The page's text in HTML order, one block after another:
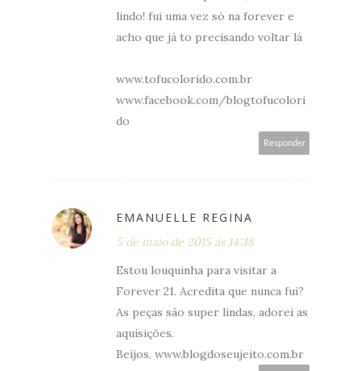
lindo! fui uma vez só na forever e
acho que já to precisando voltar lá
www.tofucolorido.com.br
www.facebook.com/blogtofucolori
do
Responder
EMANUELLE REGINA
5 de maio de 2015 às 14:38
Estou louquinha para visitar a
Forever 21. Acredita que nunca fui?
As peças são super lindas, adorei as
aquisições.
Beijos, www.blogdoseujeito.com.br